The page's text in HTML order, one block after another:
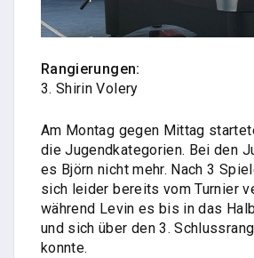
Rangierungen:
3. Shirin Volery
Am Montag gegen Mittag
die Jugendkategorien. Bei den
es Björn nicht mehr. Nach 3
sich leider bereits vom Turnier
während Levin es bis in das
und sich über den 3.
konnte.